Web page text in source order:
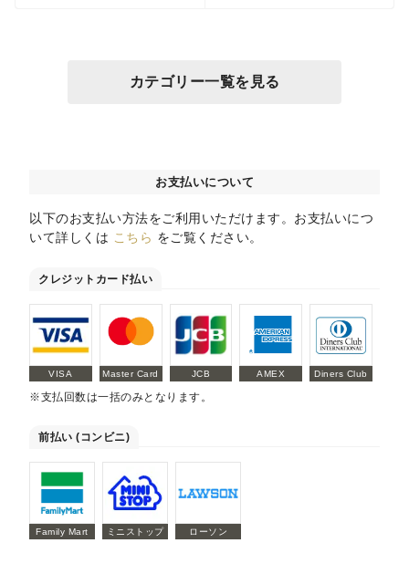
カテゴリー一覧を見る
お支払いについて
以下のお支払い方法をご利用いただけます。お支払いにつ
いて詳しくは こちら をご覧ください。
クレジットカード払い
VISA Master Card JCB AMEX Diners Club
※支払回数は一括のみとなります。
前払い (コンビニ)
Family Mart ミニストップ ローソン